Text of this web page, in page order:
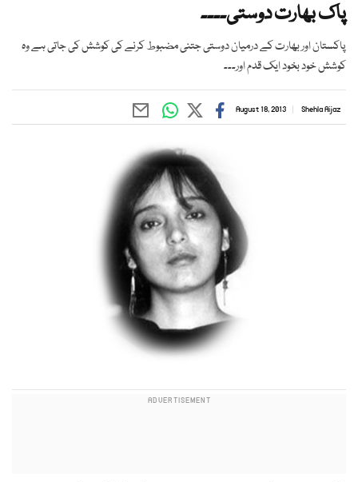
پاک بھارت دوستی۔۔۔۔
پاکستان اور بھارت کے درمیان دوستی جتنی مضبوط کرنے کی کوشش کی جاتی ہے وہ
کوشش خود بخود ایک قدم اور۔۔۔
Shehla Aijaz
August 18, 2013